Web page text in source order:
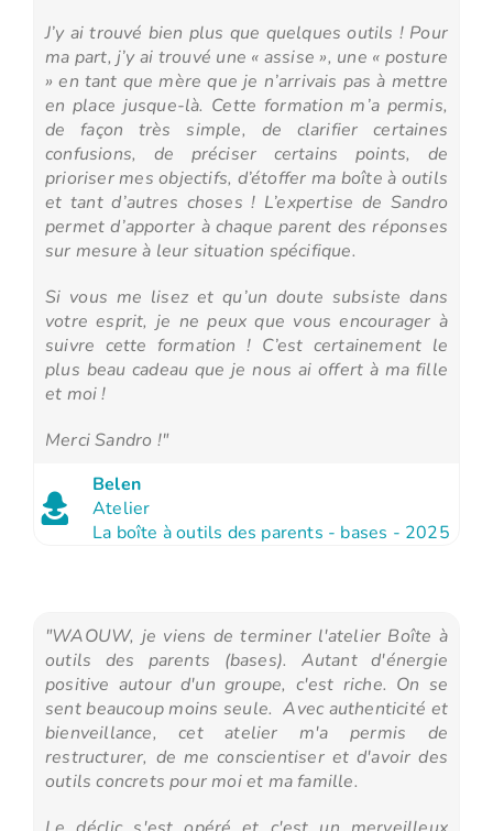
J’y ai trouvé bien plus que quelques outils ! Pour
ma part, j’y ai trouvé une « assise », une « posture
» en tant que mère que je n’arrivais pas à mettre
en place jusque-là. Cette formation m’a permis,
de façon très simple, de clarifier certaines
confusions, de préciser certains points, de
prioriser mes objectifs, d’étoffer ma boîte à outils
et tant d’autres choses ! L’expertise de Sandro
permet d’apporter à chaque parent des réponses
sur mesure à leur situation spécifique.
Si vous me lisez et qu’un doute subsiste dans
votre esprit, je ne peux que vous encourager à
suivre cette formation ! C’est certainement le
plus beau cadeau que je nous ai offert à ma fille
et moi !
Merci Sandro !"
Belen
Atelier
La boîte à outils des parents - bases - 2025
"WAOUW, je viens de terminer l'atelier Boîte à
outils des parents (bases). Autant d'énergie
positive autour d'un groupe, c'est riche. On se
sent beaucoup moins seule. Avec authenticité et
bienveillance, cet atelier m'a permis de
restructurer, de me conscientiser et d'avoir des
outils concrets pour moi et ma famille.